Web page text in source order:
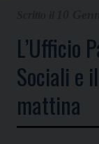
L’Ufficio
Sociali e
mattina